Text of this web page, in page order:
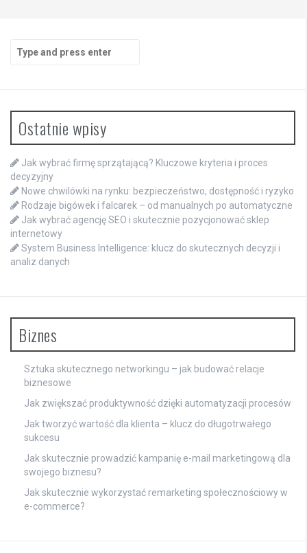
Search
for:
Ostatnie wpisy
Jak wybrać firmę sprzątającą? Kluczowe kryteria i proces
decyzyjny
Nowe chwilówki na rynku: bezpieczeństwo, dostępność i ryzyko
Rodzaje bigówek i falcarek – od manualnych po automatyczne
Jak wybrać agencję SEO i skutecznie pozycjonować sklep
internetowy
System Business Intelligence: klucz do skutecznych decyzji i
analiz danych
Biznes
Sztuka skutecznego networkingu – jak budować relacje
biznesowe
Jak zwiększać produktywność dzięki automatyzacji procesów
Jak tworzyć wartość dla klienta – klucz do długotrwałego
sukcesu
Jak skutecznie prowadzić kampanię e-mail marketingową dla
swojego biznesu?
Jak skutecznie wykorzystać remarketing społecznościowy w
e-commerce?